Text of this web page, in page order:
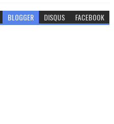
BLOGGER DISQUS FACEBOOK